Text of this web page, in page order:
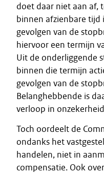
doet daar niet aan af,
binnen afzienbare tijd
gevolgen van de
hiervoor een termijn
Uit de onderliggende
binnen die termijn
gevolgen van de
Belanghebbende is
verloop in
Toch oordeelt de
ondanks het
handelen, niet in
compensatie. Ook